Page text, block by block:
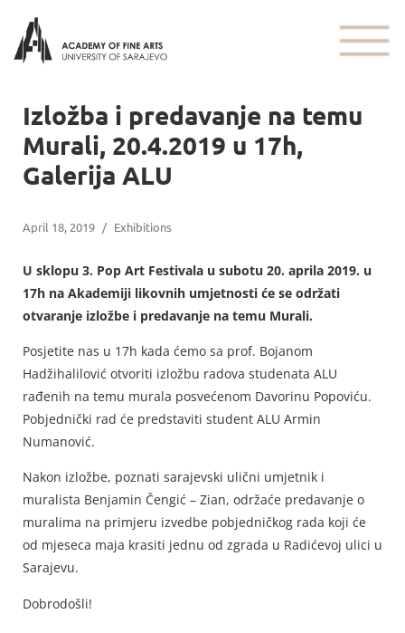
Izložba i predavanje na temu
Murali, 20.4.2019 u 17h,
Galerija ALU
April 18, 2019 / Exhibitions
U sklopu 3. Pop Art Festivala u subotu 20. aprila 2019. u
17h na Akademiji likovnih umjetnosti će se održati
otvaranje izložbe i predavanje na temu Murali.
Posjetite nas u 17h kada ćemo sa prof. Bojanom
Hadžihalilović otvoriti izložbu radova studenata ALU
rađenih na temu murala posvećenom Davorinu Popoviću.
Pobjednički rad će predstaviti student ALU Armin
Numanović.
Nakon izložbe, poznati sarajevski ulični umjetnik i
muralista Benjamin Čengić – Zian, održaće predavanje o
muralima na primjeru izvedbe pobjedničkog rada koji će
od mjeseca maja krasiti jednu od zgrada u Radićevoj ulici u
Sarajevu.
Dobrodošli!